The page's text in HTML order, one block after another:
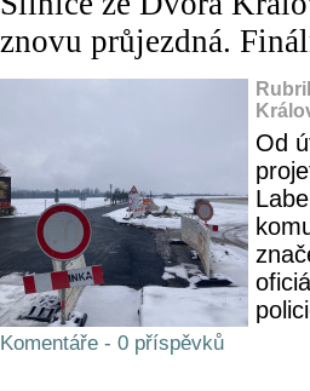
znovu průjezdná.
Od
Komentáře - 0 příspěvků